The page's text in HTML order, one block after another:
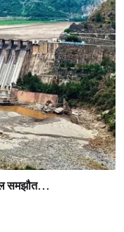
समझौत...